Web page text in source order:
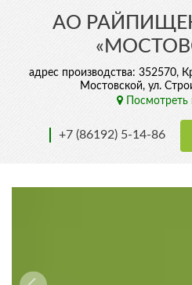
АО
адрес производства: 352570,
Мостовской, ул.
Посмотреть
+7 (86192) 5-14-86